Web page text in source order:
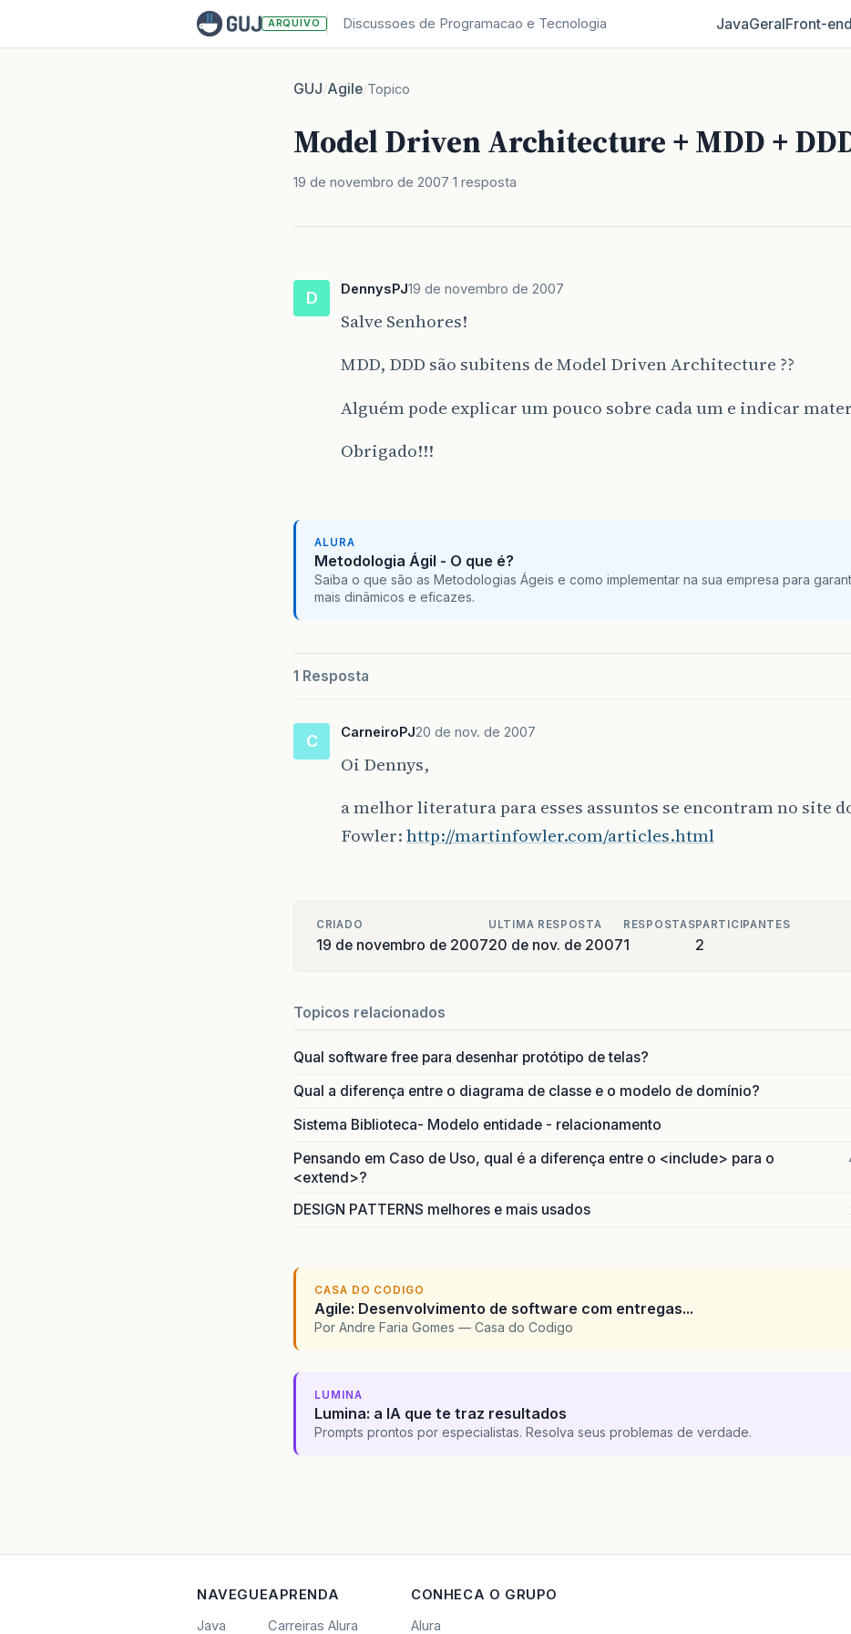
ARQUIVO Discussoes de Programacao e Tecnologia JavaGeralFront‑end
GUJ/Agile/Topico
Model Driven Architecture + MDD +
19 de novembro de 2007 1 resposta
D DennysPJ19 de novembro de 2007
Salve Senhores!
MDD, DDD são subitens de Model Driven Architecture ??
Alguém pode explicar um pouco sobre cada um e indicar
Obrigado!!!
ALURA
Metodologia Ágil - O que é?
Saiba o que são as Metodologias Ágeis e como implementar na sua empresa para
mais dinâmicos e eficazes.
1 Resposta
C CarneiroPJ20 de nov. de 2007
Oi Dennys,
a melhor literatura para esses assuntos se encontram no site
Fowler:http://martinfowler.com/articles.html
CRIADO
19 de novembro de 2007
ULTIMA RESPOSTA
20 de nov. de 2007
RESPOSTAS
1
PARTICIPANTES
2
Topicos relacionados
Qual software free para desenhar protótipo de telas?
Qual a diferença entre o diagrama de classe e o modelo de domínio?
Sistema Biblioteca- Modelo entidade - relacionamento
Pensando em Caso de Uso, qual é a diferença entre o <include> para o
<extend>?
DESIGN PATTERNS melhores e mais usados
CASA DO CODIGO
Agile: Desenvolvimento de software com entregas...
Por Andre Faria Gomes — Casa do Codigo
LUMINA
Lumina: a IA que te traz resultados
Prompts prontos por especialistas. Resolva seus problemas de verdade.
NAVEGUE
Java
APRENDA
Carreiras Alura
CONHECA O GRUPO
Alura